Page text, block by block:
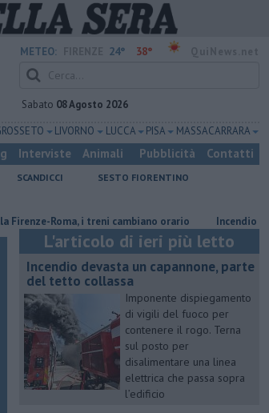
METEO: 24° 38°
Sabato 08 Agosto 2026
LIVORNO LUCCA PISA MASSA CARRARA
Interviste Animali Pubblicità Contatti
SCANDICCI
SESTO FIORENTINO
Roma, i treni cambiano orario Incendio devasta
L'articolo di ieri più letto
Incendio devasta un capannone, parte
del tetto collassa
Imponente dispiegamento
di vigili del fuoco per
contenere il rogo. Terna
sul posto per
disalimentare una linea
elettrica che passa sopra
l’edificio